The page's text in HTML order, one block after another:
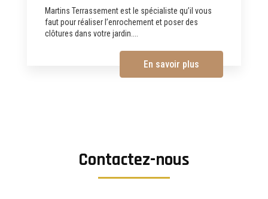
Martins Terrassement est le spécialiste qu’il vous
faut pour réaliser l’enrochement et poser des
clôtures dans votre jardin....
En savoir plus
Contactez-nous